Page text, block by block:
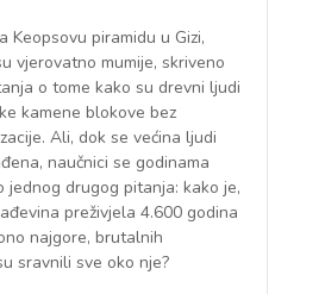
Keopsovu piramidu u Gizi,
vjerovatno mumije, skriveno
o tome kako su drevni ljudi
kamene blokove bez
Ali, dok se većina ljudi
naučnici se godinama
jednog drugog pitanja: kako je,
preživjela 4.600 godina
najgore, brutalnih
sravnili sve oko nje?